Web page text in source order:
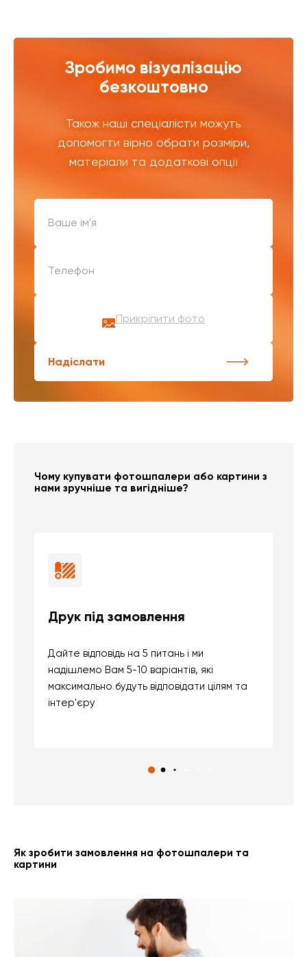
Зробимо візуалізацію
безкоштовно
Також наші спеціалісти можуть
допомогти вірно обрати розміри,
матеріали та додаткові опції
Прикріпити фото
Надіслати
Чому купувати фотошпалери або картини з
нами зручніше та вигідніше?
Друк під замовлення
Дайте відповідь на 5 питань і ми
надішлемо Вам 5-10 варіантів, які
максимально будуть відповідати цілям та
інтер'єру
Як зробити замовлення на фотошпалери та
картини